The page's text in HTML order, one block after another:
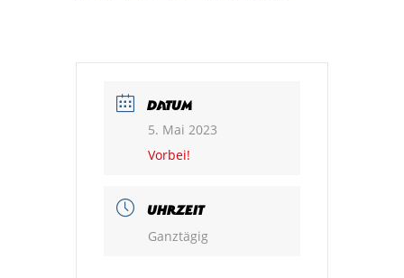
DATUM
5. Mai 2023
Vorbei!
UHRZEIT
Ganztägig